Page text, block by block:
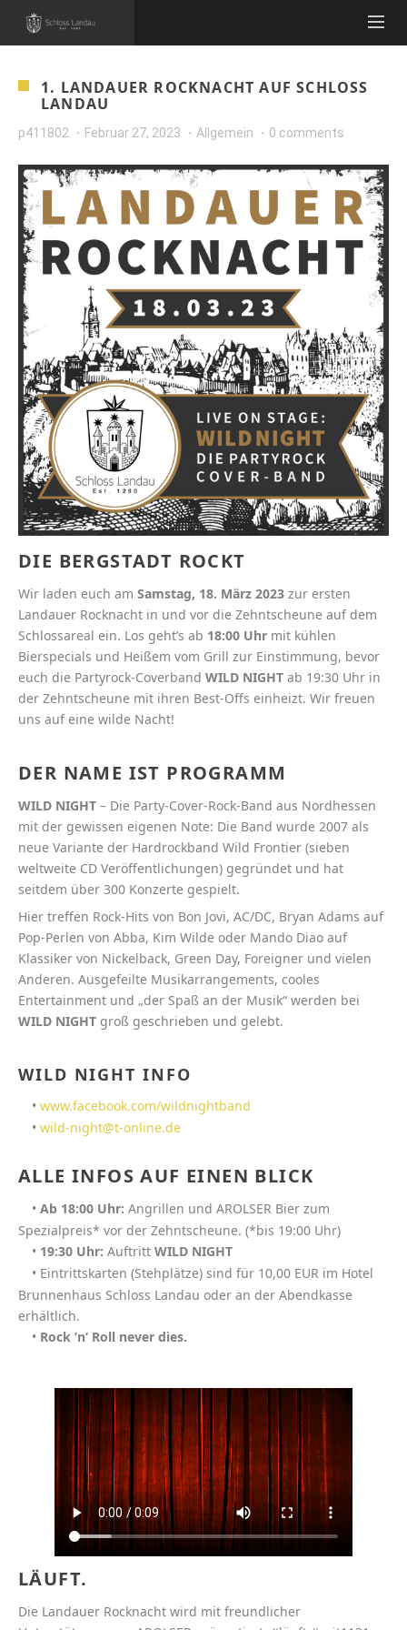
1. LANDAUER ROCKNACHT AUF SCHLOSS
LANDAU
p411802 Februar 27, 2023 Allgemein 0 comments
DIE BERGSTADT ROCKT
Wir laden euch am Samstag, 18. März 2023 zur ersten
Landauer Rocknacht in und vor die Zehntscheune auf dem
Schlossareal ein. Los geht’s ab 18:00 Uhr mit kühlen
Bierspecials und Heißem vom Grill zur Einstimmung, bevor
euch die Partyrock-Coverband WILD NIGHT ab 19:30 Uhr in
der Zehntscheune mit ihren Best-Offs einheizt. Wir freuen
uns auf eine wilde Nacht!
DER NAME IST PROGRAMM
WILD NIGHT – Die Party-Cover-Rock-Band aus Nordhessen
mit der gewissen eigenen Note: Die Band wurde 2007 als
neue Variante der Hardrockband Wild Frontier (sieben
weltweite CD Veröffentlichungen) gegründet und hat
seitdem über 300 Konzerte gespielt.
Hier treffen Rock-Hits von Bon Jovi, AC/DC, Bryan Adams auf
Pop-Perlen von Abba, Kim Wilde oder Mando Diao auf
Klassiker von Nickelback, Green Day, Foreigner und vielen
Anderen. Ausgefeilte Musikarrangements, cooles
Entertainment und „der Spaß an der Musik“ werden bei
WILD NIGHT groß geschrieben und gelebt.
WILD NIGHT INFO
• www.facebook.com/wildnightband
• wild-night@t-online.de
ALLE INFOS AUF EINEN BLICK
• Ab 18:00 Uhr: Angrillen und AROLSER Bier zum
Spezialpreis* vor der Zehntscheune. (*bis 19:00 Uhr)
• 19:30 Uhr: Auftritt WILD NIGHT
• Eintrittskarten (Stehplätze) sind für 10,00 EUR im Hotel
Brunnenhaus Schloss Landau oder an der Abendkasse
erhältlich.
• Rock ’n‘ Roll never dies.
LÄUFT.
Die Landauer Rocknacht wird mit freundlicher